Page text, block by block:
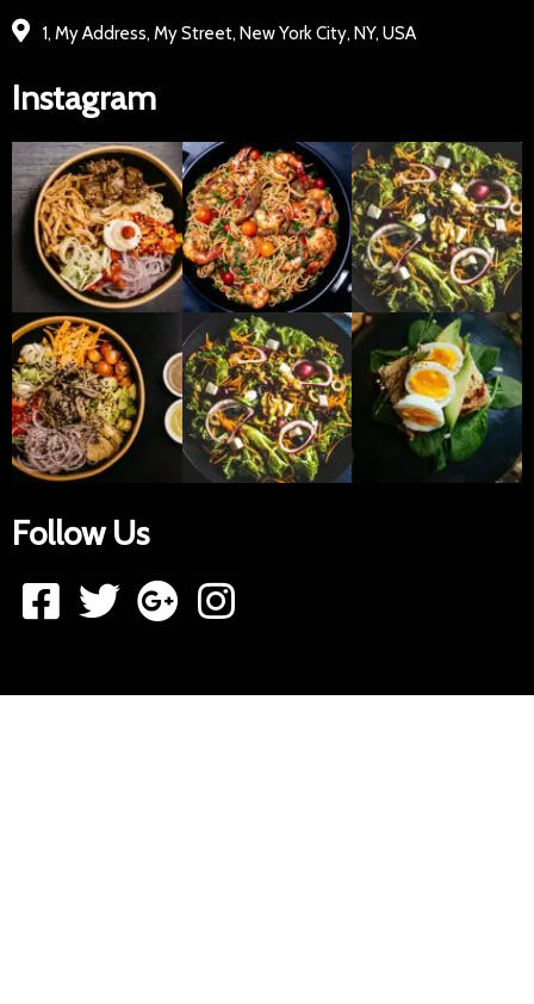
1, My Address, My Street, New York City, NY, USA
Instagram
Follow Us